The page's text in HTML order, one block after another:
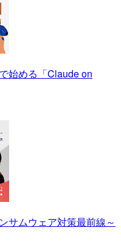
始める「Claude on
サムウェア対策最前線～